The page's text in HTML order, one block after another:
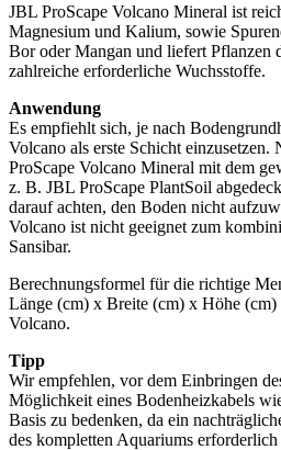
JBL ProScape Volcano Mineral ist
Magnesium und Kalium, sowie
Bor oder Mangan und liefert Pflanzen
zahlreiche erforderliche Wuchsstoffe.
Anwendung
Es empfiehlt sich, je nach
Volcano als erste Schicht
ProScape Volcano Mineral mit dem
z. B. JBL ProScape PlantSoil
darauf achten, den Boden nicht
Volcano ist nicht geeignet zum
Sansibar.
Berechnungsformel für die richtige
Länge (cm) x Breite (cm) x Höhe
Volcano.
Tipp
Wir empfehlen, vor dem Einbringen
Möglichkeit eines Bodenheizkabels
Basis zu bedenken, da ein
des kompletten Aquariums erforderlich